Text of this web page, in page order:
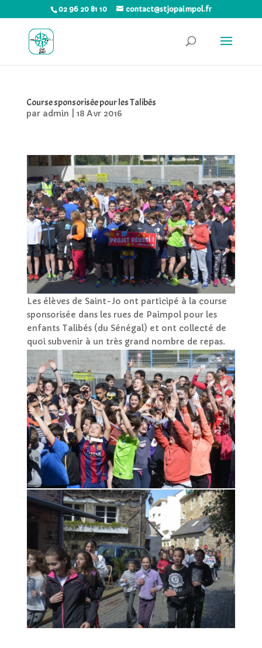
02 96 20 81 10 contact@stjopaimpol.fr
Course sponsorisée pour les Talibés
par admin 18 Avr 2016
Les élèves de Saint-Jo ont participé à la course
sponsorisée dans les rues de Paimpol pour les
enfants Talibés (du Sénégal) et ont collecté de
quoi subvenir à un très grand nombre de repas.